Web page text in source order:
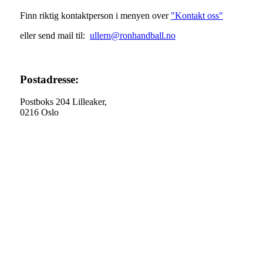
Finn riktig kontaktperson i menyen over "Kontakt oss"
eller send mail til: ullern@ronhandball.no
Postadresse:
Postboks 204 Lilleaker,
0216 Oslo